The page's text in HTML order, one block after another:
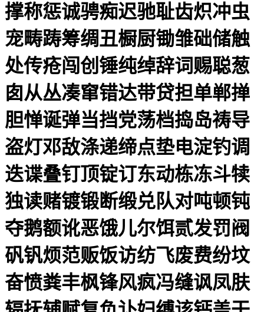
撑称惩诚骋痴迟驰耻齿炽冲虫
宠畴踌筹绸丑橱厨锄雏础储触
处传疮闯创锤纯绰辞词赐聪葱
囱从丛凑窜错达带贷担单郸掸
胆惮诞弹当挡党荡档捣岛祷导
盗灯邓敌涤递缔点垫电淀钓调
迭谍叠钉顶锭订东动栋冻斗犊
独读赌镀锻断缎兑队对吨顿钝
夺鹅额讹恶饿儿尔饵贰发罚阀
矾钒烦范贩饭访纺飞废费纷坟
奋愤粪丰枫锋风疯冯缝讽凤肤